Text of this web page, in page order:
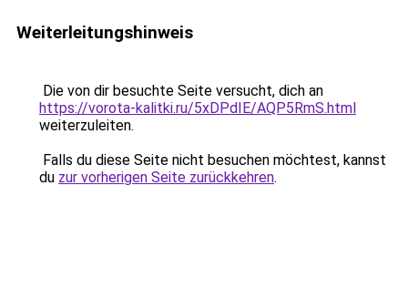
Weiterleitungshinweis
Die von dir besuchte Seite versucht, dich an
https://vorota-kalitki.ru/5xDPdIE/AQP5RmS.html
weiterzuleiten.
Falls du diese Seite nicht besuchen möchtest, kannst
du zur vorherigen Seite zurückkehren.